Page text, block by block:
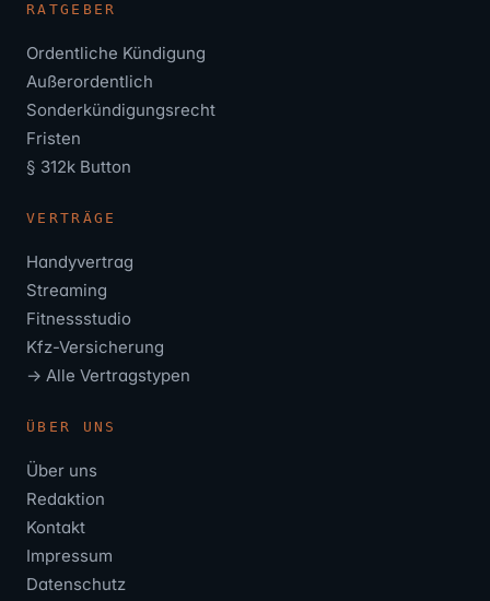
RATGEBER
Ordentliche Kündigung
Außerordentlich
Sonderkündigungsrecht
Fristen
§ 312k Button
VERTRÄGE
Handyvertrag
Streaming
Fitnessstudio
Kfz-Versicherung
→ Alle Vertragstypen
ÜBER UNS
Über uns
Redaktion
Kontakt
Impressum
Datenschutz